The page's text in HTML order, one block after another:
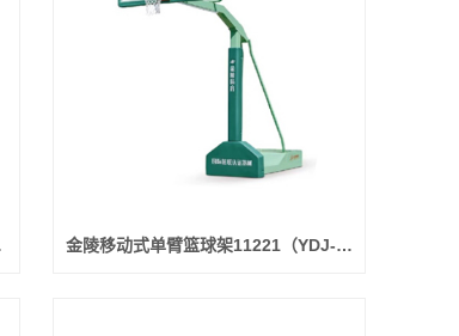
） 金陵移动式单臂篮球架11221（YDJ-2B）